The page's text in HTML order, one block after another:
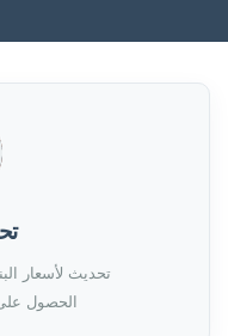
تحديث لأسعار
الحصول